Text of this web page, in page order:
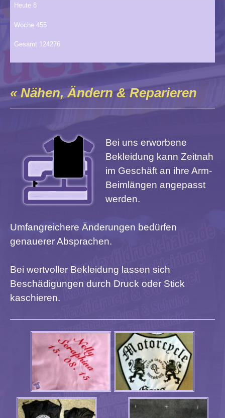
Heute 8
Woche 455
Gesamt 124276
« Nähen, Ändern & Reparieren
Bei uns erworbene
Bekleidung kann Zeitnah
im Geschäft an ihre Arm-
Beimlängen angepasst
werden.
Umfangreichere Änderungen bedürfen
genauerer Absprachen.
Bei wertvoller Bekleidung lassen sich
Beschädigungen durch Druck oder Stick
kaschieren.